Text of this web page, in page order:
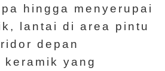
hingga menyerupai
lantai di area pintu
depan
keramik yang